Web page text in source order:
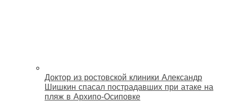
Доктор из ростовской клиники Александр
Шишкин спасал пострадавших при атаке на
пляж в Архипо‑Осиповке